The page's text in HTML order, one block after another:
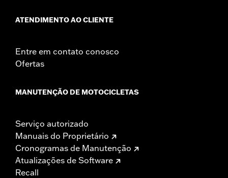
ATENDIMENTO AO CLIENTE
Entre em contato conosco
Ofertas
MANUTENÇÃO DE MOTOCICLETAS
Serviço autorizado
Manuais do Proprietário
Cronogramas de Manutenção
Atualizações de Software
Recall